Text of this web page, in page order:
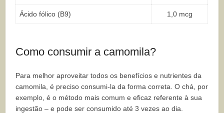
Ácido fólico (B9) 1,0 mcg
Como consumir a camomila?
Para melhor aproveitar todos os benefícios e nutrientes da
camomila, é preciso consumi-la da forma correta. O chá, por
exemplo, é o método mais comum e eficaz referente à sua
ingestão – e pode ser consumido até 3 vezes ao dia.